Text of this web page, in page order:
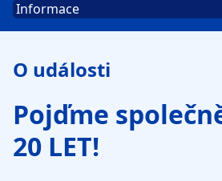
Select a tab
O události
Pojďme
20 LET!